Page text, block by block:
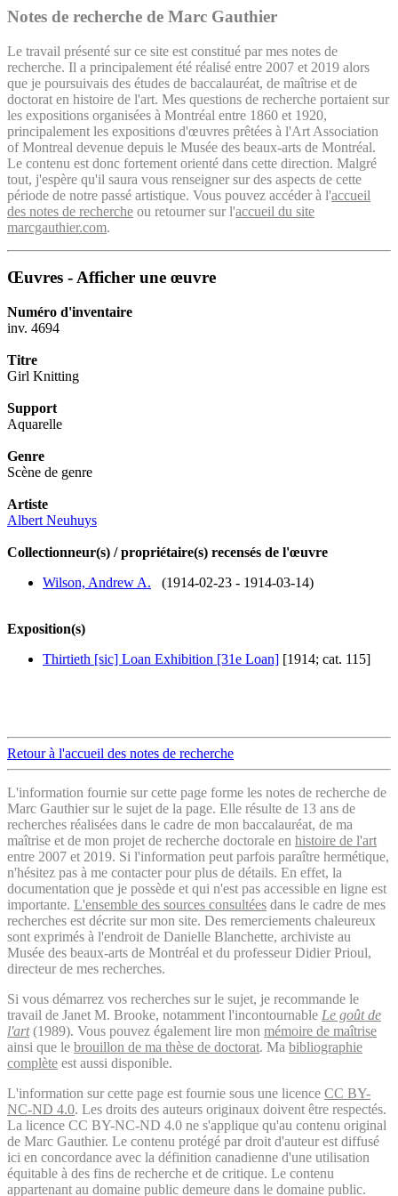
Notes de recherche de Marc Gauthier
Le travail présenté sur ce site est constitué par mes notes de
recherche. Il a principalement été réalisé entre 2007 et 2019 alors
que je poursuivais des études de baccalauréat, de maîtrise et de
doctorat en histoire de l'art. Mes questions de recherche portaient sur
les expositions organisées à Montréal entre 1860 et 1920,
principalement les expositions d'œuvres prêtées à l'Art Association
of Montreal devenue depuis le Musée des beaux-arts de Montréal.
Le contenu est donc fortement orienté dans cette direction. Malgré
tout, j'espère qu'il saura vous renseigner sur des aspects de cette
période de notre passé artistique. Vous pouvez accéder à l'accueil
des notes de recherche ou retourner sur l'accueil du site
marcgauthier.com.
Œuvres - Afficher une œuvre
Numéro d'inventaire
inv. 4694
Titre
Girl Knitting
Support
Aquarelle
Genre
Scène de genre
Artiste
Albert Neuhuys
Collectionneur(s) / propriétaire(s) recensés de l'œuvre
Wilson, Andrew A. (1914-02-23 - 1914-03-14)
Exposition(s)
Thirtieth [sic] Loan Exhibition [31e Loan] [1914; cat. 115]
Retour à l'accueil des notes de recherche
L'information fournie sur cette page forme les notes de recherche de
Marc Gauthier sur le sujet de la page. Elle résulte de 13 ans de
recherches réalisées dans le cadre de mon baccalauréat, de ma
maîtrise et de mon projet de recherche doctorale en histoire de l'art
entre 2007 et 2019. Si l'information peut parfois paraître hermétique,
n'hésitez pas à me contacter pour plus de détails. En effet, la
documentation que je possède et qui n'est pas accessible en ligne est
importante. L'ensemble des sources consultées dans le cadre de mes
recherches est décrite sur mon site. Des remerciements chaleureux
sont exprimés à l'endroit de Danielle Blanchette, archiviste au
Musée des beaux-arts de Montréal et du professeur Didier Prioul,
directeur de mes recherches.
Si vous démarrez vos recherches sur le sujet, je recommande le
travail de Janet M. Brooke, notamment l'incontournable Le goût de
l'art(1989). Vous pouvez également lire mon mémoire de maîtrise
ainsi que le brouillon de ma thèse de doctorat. Ma bibliographie
complète est aussi disponible.
L'information sur cette page est fournie sous une licence CC BY-
NC-ND 4.0. Les droits des auteurs originaux doivent être respectés.
La licence CC BY-NC-ND 4.0 ne s'applique qu'au contenu original
de Marc Gauthier. Le contenu protégé par droit d'auteur est diffusé
ici en concordance avec la définition canadienne d'une utilisation
équitable à des fins de recherche et de critique. Le contenu
appartenant au domaine public demeure dans le domaine public.